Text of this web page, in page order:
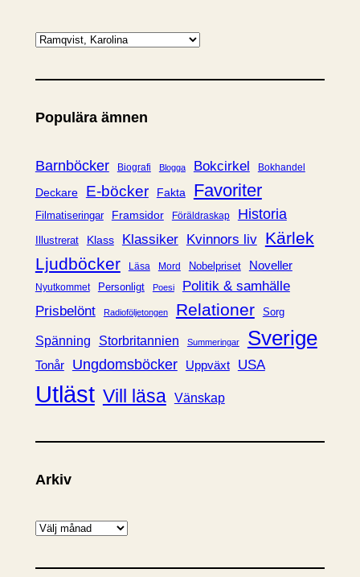
K
t
g
r
Populära ämnen
Barnböcker Biografi Blogga Bokcirkel Bokhandel
Deckare E-böcker Fakta Favoriter
Filmatiseringar Framsidor Föräldraskap Historia
Illustrerat Klass Klassiker Kvinnors liv Kärlek
Ljudböcker
Läsa Mord Nobelpriset Noveller
Nyutkommet Personligt Poesi
Politik & samhälle
Prisbelönt
Radioföljetongen Relationer Sorg
Spänning Storbritannien Summeringar Sverige
Tonår Ungdomsböcker Uppväxt USA
Utläst Vill läsa Vänskap
Arkiv
A
k